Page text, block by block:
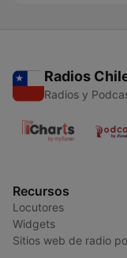
Radios
Radios y
Recursos
Locutores
Widgets
Sitios web de radio